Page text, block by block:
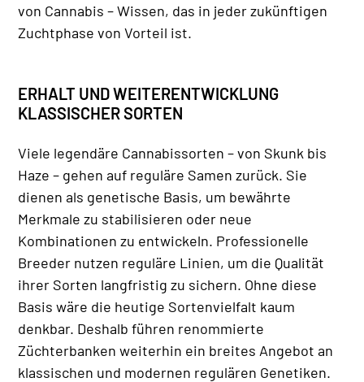
von Cannabis – Wissen, das in jeder zukünftigen
Zuchtphase von Vorteil ist.
ERHALT UND WEITERENTWICKLUNG
KLASSISCHER SORTEN
Viele legendäre Cannabissorten – von Skunk bis
Haze – gehen auf reguläre Samen zurück. Sie
dienen als genetische Basis, um bewährte
Merkmale zu stabilisieren oder neue
Kombinationen zu entwickeln. Professionelle
Breeder nutzen reguläre Linien, um die Qualität
ihrer Sorten langfristig zu sichern. Ohne diese
Basis wäre die heutige Sortenvielfalt kaum
denkbar. Deshalb führen renommierte
Züchterbanken weiterhin ein breites Angebot an
klassischen und modernen regulären Genetiken.